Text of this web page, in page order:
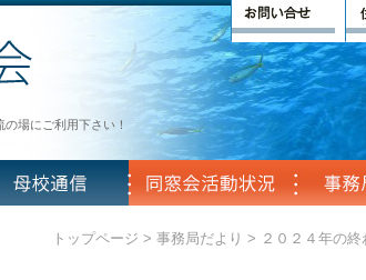
場にご利用下さい！
トップページ > 事務局だより > ２０２４年の